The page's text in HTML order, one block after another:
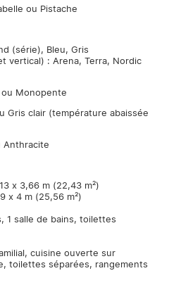
ou Pistache
(série), Bleu, Gris
vertical) : Arena, Terra, Nordic
Monopente
Gris clair (température abaissée
Anthracite
x 3,66 m (22,43 m²)
x 4 m (25,56 m²)
1 salle de bains, toilettes
cuisine ouverte sur
toilettes séparées, rangements